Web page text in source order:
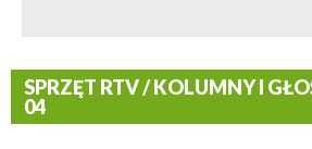
SPRZĘT RTV / KOLUMNY I
04